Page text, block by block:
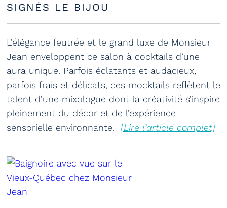
SIGNÉS LE BIJOU
L’élégance feutrée et le grand luxe de Monsieur
Jean enveloppent ce salon à cocktails d’une
aura unique. Parfois éclatants et audacieux,
parfois frais et délicats, ces mocktails reflètent le
talent d’une mixologue dont la créativité s’inspire
pleinement du décor et de l’expérience
sensorielle environnante. [Lire l’article complet]